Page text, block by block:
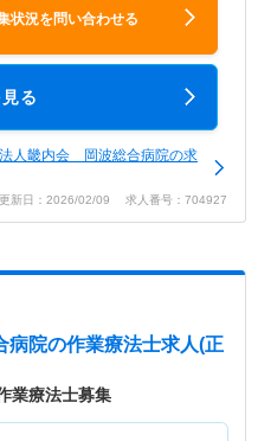
状況を問い合わせる
る
人畿内会 岡波総合病院の求
更新日：2026/02/09 求人番号：704927
病院の作業療法士求人(正
業療法士募集